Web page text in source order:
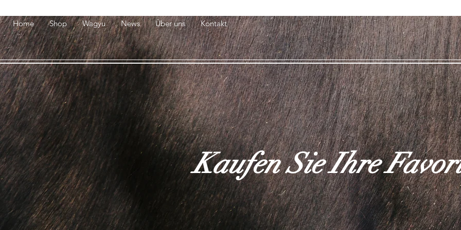
Home Shop Wagyu News Über uns Kontakt
Kaufen Sie Ihre